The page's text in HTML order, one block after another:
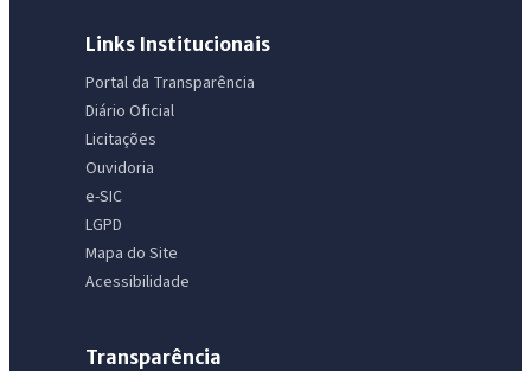
Links Institucionais
Portal da Transparência
Diário Oficial
Licitações
Ouvidoria
e-SIC
LGPD
Mapa do Site
Acessibilidade
Transparência